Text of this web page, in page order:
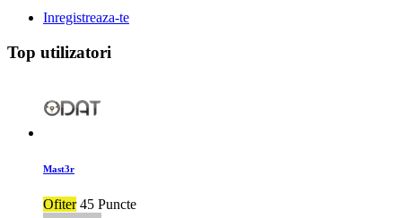
Inregistreaza-te
Top utilizatori
Mast3r
Ofiter 45 Puncte